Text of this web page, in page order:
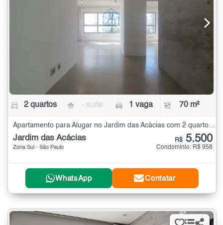
2 quartos - suíte 1 vaga 70 m²
Apartamento para Alugar no Jardim das Acácias com 2 quartos - 70 m²
Jardim das Acácias
Zona Sul - São Paulo
R$ 5.500
Condomínio: R$ 958
WhatsApp Contatar